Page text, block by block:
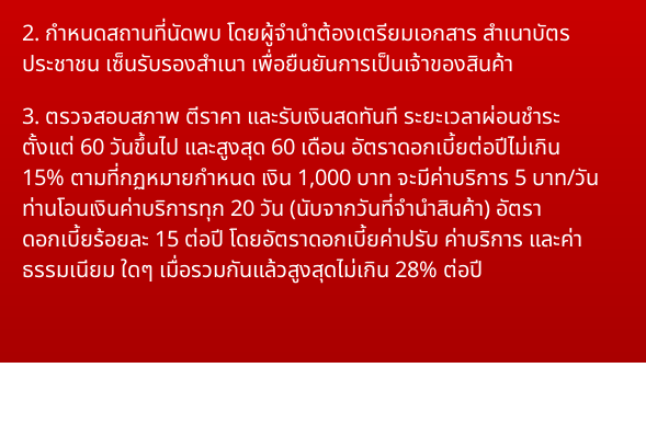
2. กำหนดสถานที่นัดพบ โดยผู้จำนำต้องเตรียมเอกสาร สำเนาบัตร
ประชาชน เซ็นรับรองสำเนา เพื่อยืนยันการเป็นเจ้าของสินค้า
3. ตรวจสอบสภาพ ตีราคา และรับเงินสดทันที ระยะเวลาผ่อนชำระ
ตั้งแต่ 60 วันขึ้นไป และสูงสุด 60 เดือน อัตราดอกเบี้ยต่อปีไม่เกิน
15% ตามที่กฏหมายกำหนด เงิน 1,000 บาท จะมีค่าบริการ 5 บาท/วัน
ท่านโอนเงินค่าบริการทุก 20 วัน (นับจากวันที่จำนำสินค้า) อัตรา
ดอกเบี้ยร้อยละ 15 ต่อปี โดยอัตราดอกเบี้ยค่าปรับ ค่าบริการ และค่า
ธรรมเนียม ใดๆ เมื่อรวมกันแล้วสูงสุดไม่เกิน 28% ต่อปี